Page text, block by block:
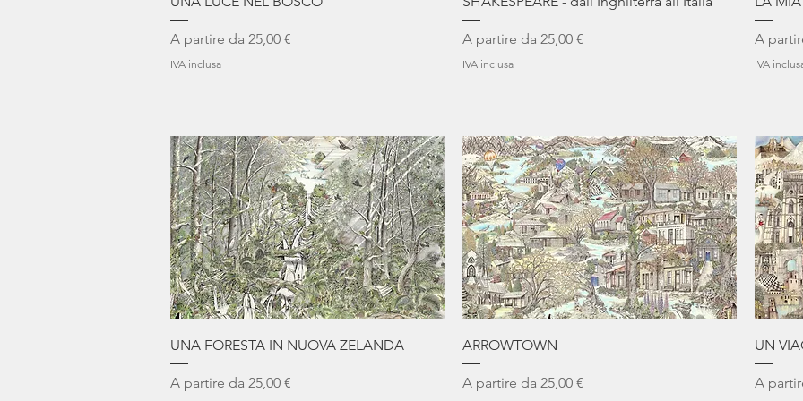
A partire da 25,00 €
Prezzo scontato
IVA inclusa
A partire da 25,00 €
Prezzo scontato
IVA inclusa
A
Prezzo
IVA
Vista rapida
UNA FORESTA IN NUOVA ZELANDA
A partire da 25,00 €
Prezzo scontato
ARROWTOWN
A partire da 25,00 €
Prezzo scontato
UN
A
Prezzo